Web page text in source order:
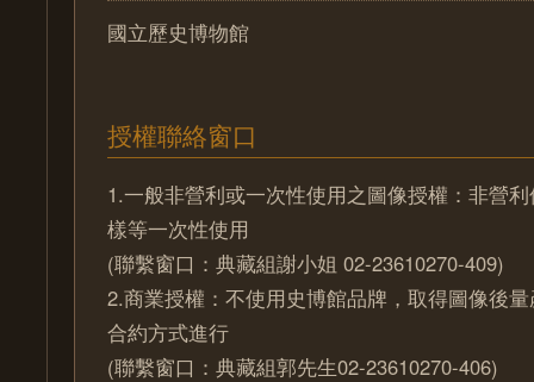
國立歷史博物館
授權聯絡窗口
1.一般非營利或一次性使用之圖像授權：非營
樣等一次性使用
(聯繫窗口：典藏組謝小姐 02-23610270-409)
2.商業授權：不使用史博館品牌，取得圖像後
合約方式進行
(聯繫窗口：典藏組郭先生02-23610270-406)